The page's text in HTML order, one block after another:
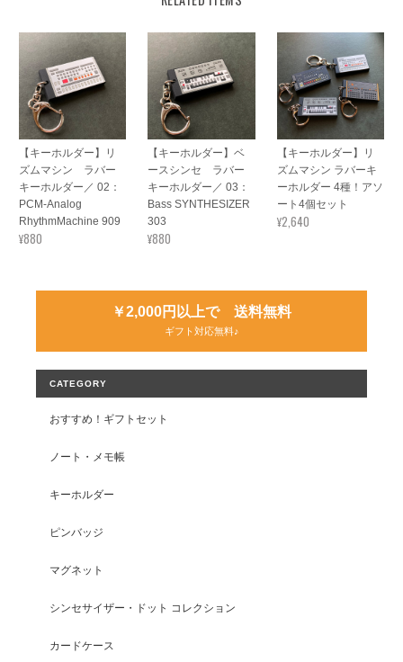
【キーホルダー】リ
ズムマシン ラバー
キーホルダー／ 02：
PCM-Analog
RhythmMachine 909
¥880
【キーホルダー】ベ
ースシンセ ラバー
キーホルダー／ 03：
Bass SYNTHESIZER
303
¥880
【キーホルダー】リ
ズムマシン ラバーキ
ーホルダー 4種！アソ
ート4個セット
¥2,640
￥2,000円以上で 送料無料
ギフト対応無料♪
CATEGORY
おすすめ！ギフトセット
ノート・メモ帳
キーホルダー
ピンバッジ
マグネット
シンセサイザー・ドット コレクション
カードケース